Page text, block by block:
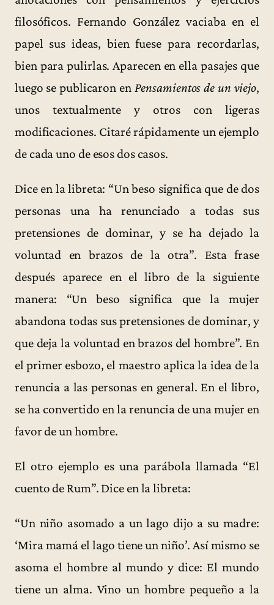
filosóficos. Fernando González vaciaba en el
papel sus ideas, bien fuese para recordarlas,
bien para pulirlas. Aparecen en ella pasajes que
luego se publicaron en Pensamientos de un viejo,
unos textualmente y otros con ligeras
modificaciones. Citaré rápidamente un ejemplo
de cada uno de esos dos casos.
Dice en la libreta: “Un beso significa que de dos
personas una ha renunciado a todas sus
pretensiones de dominar, y se ha dejado la
voluntad en brazos de la otra”. Esta frase
después aparece en el libro de la siguiente
manera: “Un beso significa que la mujer
abandona todas sus pretensiones de dominar, y
que deja la voluntad en brazos del hombre”. En
el primer esbozo, el maestro aplica la idea de la
renuncia a las personas en general. En el libro,
se ha convertido en la renuncia de una mujer en
favor de un hombre.
El otro ejemplo es una parábola llamada “El
cuento de Rum”. Dice en la libreta:
“Un niño asomado a un lago dijo a su madre:
‘Mira mamá el lago tiene un niño’. Así mismo se
asoma el hombre al mundo y dice: El mundo
tiene un alma. Vino un hombre pequeño a la